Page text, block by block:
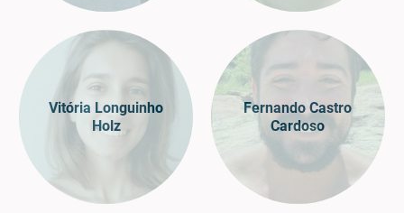
Vitória Longuinho
Holz
Fernando Castro
Cardoso